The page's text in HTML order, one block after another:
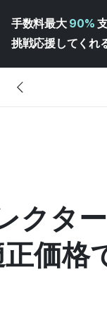
手数料最大 90%
挑戦応援してくれ
クタ
価格